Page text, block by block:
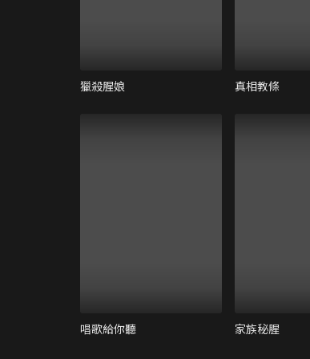
獵殺腥娘 真相教條
唱歌給你聽 家族秘腥